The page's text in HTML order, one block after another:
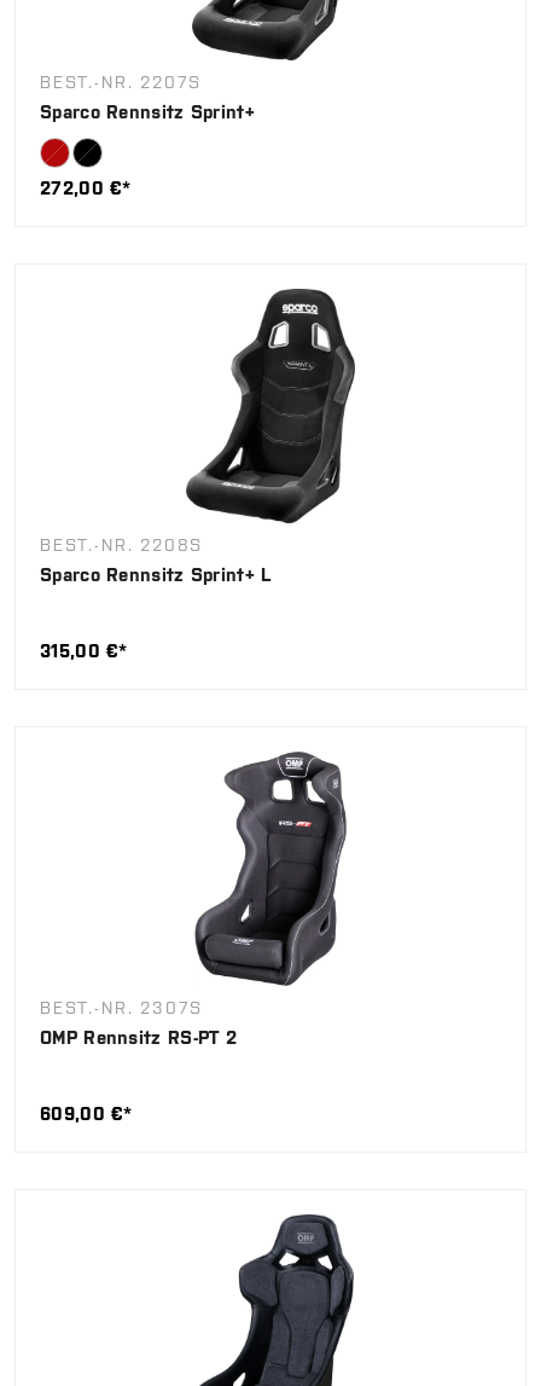
BEST.-NR. 2207S
Sparco Rennsitz Sprint+
272,00 €*
BEST.-NR. 2208S
Sparco Rennsitz Sprint+ L
315,00 €*
BEST.-NR. 2307S
OMP Rennsitz RS-PT 2
609,00 €*